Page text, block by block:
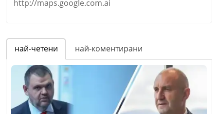
Email
Коментар *
http://maps.google.com.ai
Име*
Email
най-четени най-коментирани